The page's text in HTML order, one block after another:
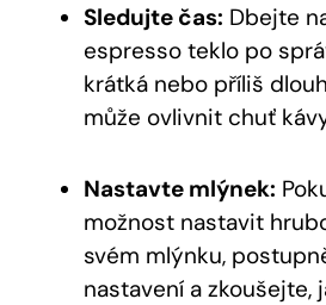
Sledujte čas: Dbejte
espresso teklo po
krátká nebo příliš
může ovlivnit chuť
Nastavte mlýnek:
možnost nastavit
svém mlýnku,
nastavení a zkoušejte,